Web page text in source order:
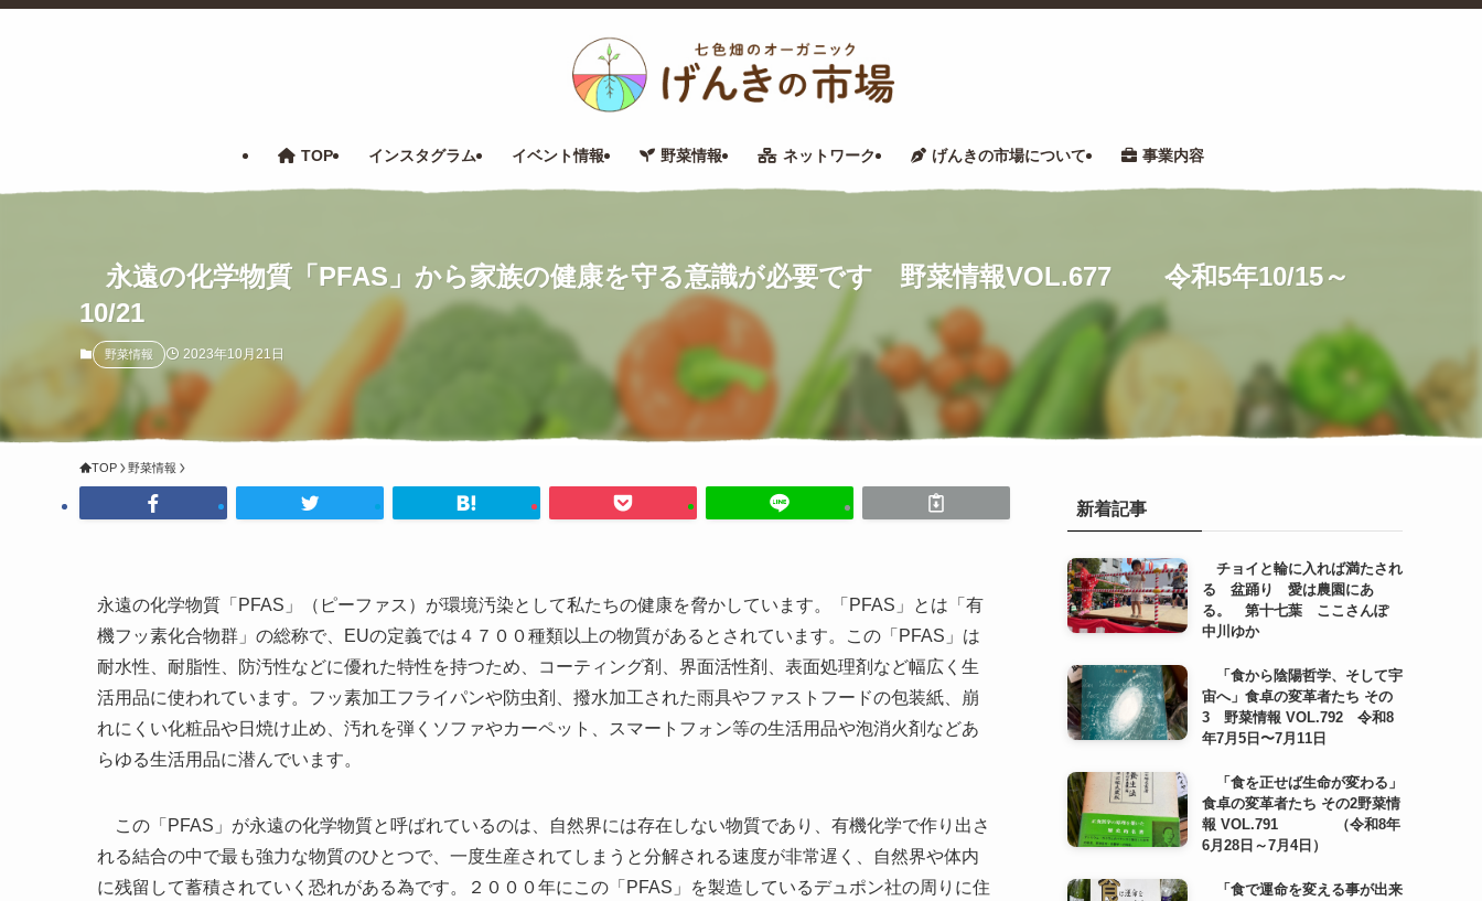
TOP インスタグラム イベント情報 野菜情報 ネットワーク げんきの市場について 事業内容
永遠の化学物質「PFAS」から家族の健康を守る意識が必要です 野菜情報VOL.677 令和5年10/15～
10/21
野菜情報 2023年10月21日
TOP 野菜情報
永遠の化学物質「PFAS」（ピーファス）が環境汚染として私たちの健康を脅かしています。「PFAS」とは「有
機フッ素化合物群」の総称で、EUの定義では４７００種類以上の物質があるとされています。この「PFAS」は
耐水性、耐脂性、防汚性などに優れた特性を持つため、コーティング剤、界面活性剤、表面処理剤など幅広く生
活用品に使われています。フッ素加工フライパンや防虫剤、撥水加工された雨具やファストフードの包装紙、崩
れにくい化粧品や日焼け止め、汚れを弾くソファやカーペット、スマートフォン等の生活用品や泡消火剤などあ
らゆる生活用品に潜んでいます。
この「PFAS」が永遠の化学物質と呼ばれているのは、自然界には存在しない物質であり、有機化学で作り出さ
れる結合の中で最も強力な物質のひとつで、一度生産されてしまうと分解される速度が非常遅く、自然界や体内
に残留して蓄積されていく恐れがある為です。２０００年にこの「PFAS」を製造しているデュポン社の周りに住
新着記事
チョイと輪に入れば満たされ
る 盆踊り 愛は農園にあ
る。 第十七葉 ここさんぽ
中川ゆか
「食から陰陽哲学、そして宇
宙へ」食卓の変革者たち その
3 野菜情報 VOL.792 令和8
年7月5日〜7月11日
「食を正せば生命が変わる」
食卓の変革者たち その2野菜情
報 VOL.791 （令和8年
6月28日～7月4日）
「食で運命を変える事が出来